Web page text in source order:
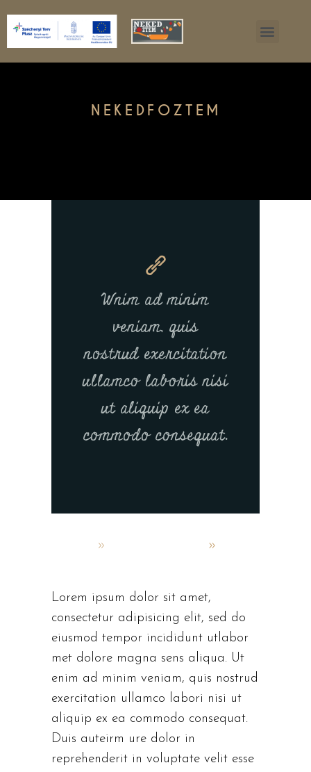
NEKEDFOZTEM
Wnim ad minim
veniam, quis
nostrud exercitation
ullamco laboris nisi
ut aliquip ex ea
commodo consequat.
Lorem ipsum dolor sit amet,
consectetur adipisicing elit, sed do
eiusmod tempor incididunt utlabor
met dolore magna sens aliqua. Ut
enim ad minim veniam, quis nostrud
exercitation ullamco labori nisi ut
aliquip ex ea commodo consequat.
Duis auteirm ure dolor in
reprehenderit in voluptate velit esse